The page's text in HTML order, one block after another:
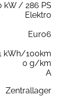
kW / 286 PS
Elektro
Euro6
kWh/100km
0 g/km
A
Zentrallager